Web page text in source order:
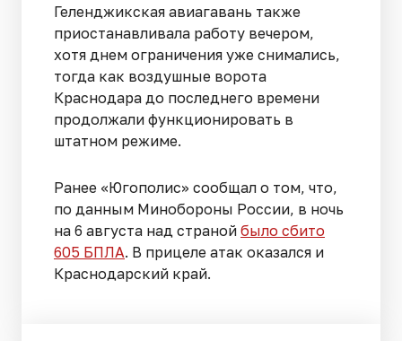
Геленджикская авиагавань также
приостанавливала работу вечером,
хотя днем ограничения уже снимались,
тогда как воздушные ворота
Краснодара до последнего времени
продолжали функционировать в
штатном режиме.
Ранее «Югополис» сообщал о том, что,
по данным Минобороны России, в ночь
на 6 августа над страной было сбито
605 БПЛА. В прицеле атак оказался и
Краснодарский край.